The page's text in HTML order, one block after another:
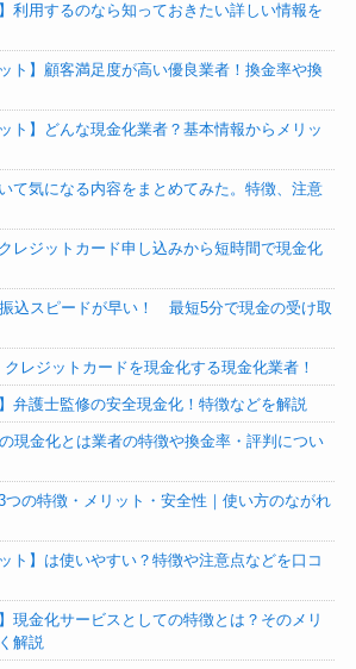
利用するのなら知っておきたい詳しい情報を
ト】顧客満足度が高い優良業者！換金率や換
ト】どんな現金化業者？基本情報からメリッ
て気になる内容をまとめてみた。特徴、注意
レジットカード申し込みから短時間で現金化
振込スピードが早い！ 最短5分で現金の受け取
クレジットカードを現金化する現金化業者！
弁護士監修の安全現金化！特徴などを解説
の現金化とは業者の特徴や換金率・評判につい
つの特徴・メリット・安全性｜使い方のながれ
ト】は使いやすい？特徴や注意点などを口コ
現金化サービスとしての特徴とは？そのメリ
解説